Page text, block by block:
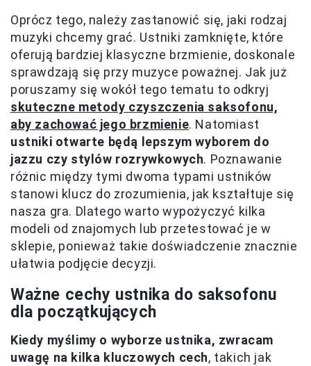
Oprócz tego, należy zastanowić się, jaki rodzaj
muzyki chcemy grać. Ustniki zamknięte, które
oferują bardziej klasyczne brzmienie, doskonale
sprawdzają się przy muzyce poważnej. Jak już
poruszamy się wokół tego tematu to odkryj
skuteczne metody czyszczenia saksofonu,
aby zachować jego brzmienie. Natomiast
ustniki otwarte będą lepszym wyborem do
jazzu czy stylów rozrywkowych. Poznawanie
różnic między tymi dwoma typami ustników
stanowi klucz do zrozumienia, jak kształtuje się
nasza gra. Dlatego warto wypożyczyć kilka
modeli od znajomych lub przetestować je w
sklepie, ponieważ takie doświadczenie znacznie
ułatwia podjęcie decyzji.
Ważne cechy ustnika do saksofonu
dla początkujących
Kiedy myślimy o wyborze ustnika, zwracam
uwagę na kilka kluczowych cech, takich jak